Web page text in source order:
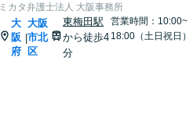
ミカタ弁護士法人 大阪事務所
大
阪
府
|
大阪
市北
区
東梅田駅
から徒歩4
分
営業時間：10:00~
18:00（土日祝日）